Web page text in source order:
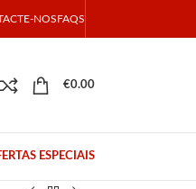
NOSFAQS
€0.00
ESPECIAIS